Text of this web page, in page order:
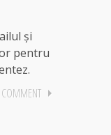
și
pentru